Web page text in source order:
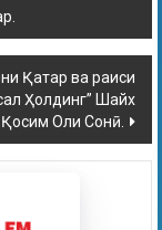
Қатар ва раиси
Ҳолдинг” Шайх
Оли Сонӣ.